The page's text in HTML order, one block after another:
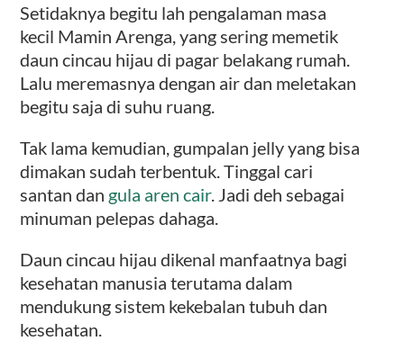
Setidaknya begitu lah pengalaman masa
kecil Mamin Arenga, yang sering memetik
daun cincau hijau di pagar belakang rumah.
Lalu meremasnya dengan air dan meletakan
begitu saja di suhu ruang.
Tak lama kemudian, gumpalan jelly yang bisa
dimakan sudah terbentuk. Tinggal cari
santan dan gula aren cair. Jadi deh sebagai
minuman pelepas dahaga.
Daun cincau hijau dikenal manfaatnya bagi
kesehatan manusia terutama dalam
mendukung sistem kekebalan tubuh dan
kesehatan.